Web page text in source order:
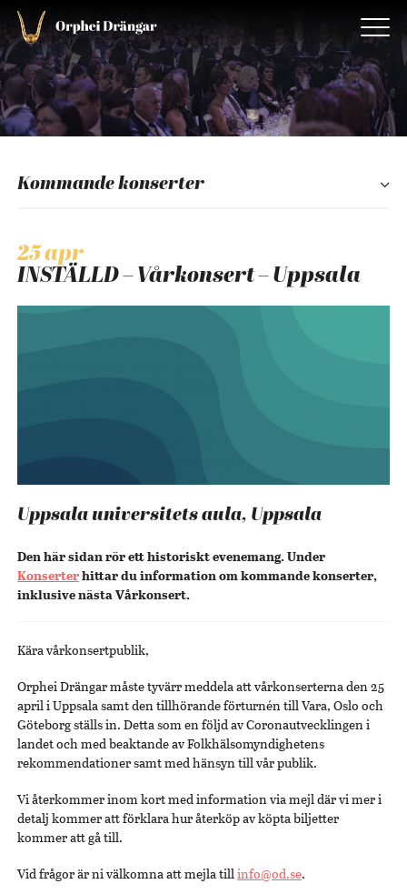
Kommande konserter
25 apr
INSTÄLLD – Vårkonsert – Uppsala
Uppsala universitets aula, Uppsala
Den här sidan rör ett historiskt evenemang. Under
Konserterhittar du information om kommande konserter,
inklusive nästa Vårkonsert.
Kära vårkonsertpublik,
Orphei Drängar måste tyvärr meddela att vårkonserterna den 25
april i Uppsala samt den tillhörande förturnén till Vara, Oslo och
Göteborg ställs in. Detta som en följd av Coronautvecklingen i
landet och med beaktande av Folkhälsomyndighetens
rekommendationer samt med hänsyn till vår publik.
Vi återkommer inom kort med information via mejl där vi mer i
detalj kommer att förklara hur återköp av köpta biljetter
kommer att gå till.
Vid frågor är ni välkomna att mejla tillinfo@od.se.